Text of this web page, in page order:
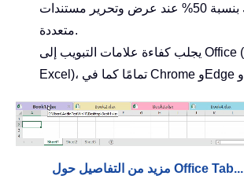
يزيد من إنتاجيتك بنسبة 50% عند عرض وتحرير مستندات
متعددة.
يجلب كفاءة علامات التبويب إلى Office (بما في ذلك
مزيد من التفاصيل حول Office Tab...